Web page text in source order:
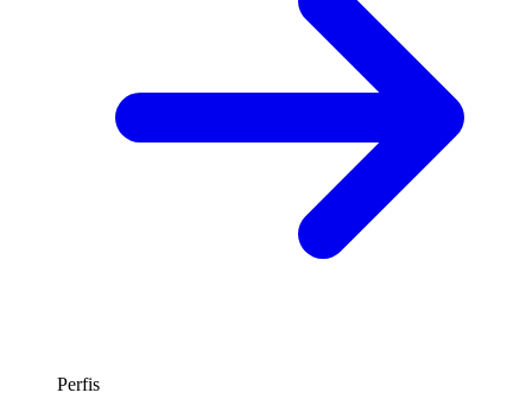
Perfis